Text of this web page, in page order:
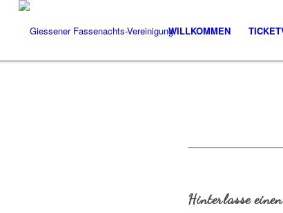
WILLKOMMEN
Hinterlasse